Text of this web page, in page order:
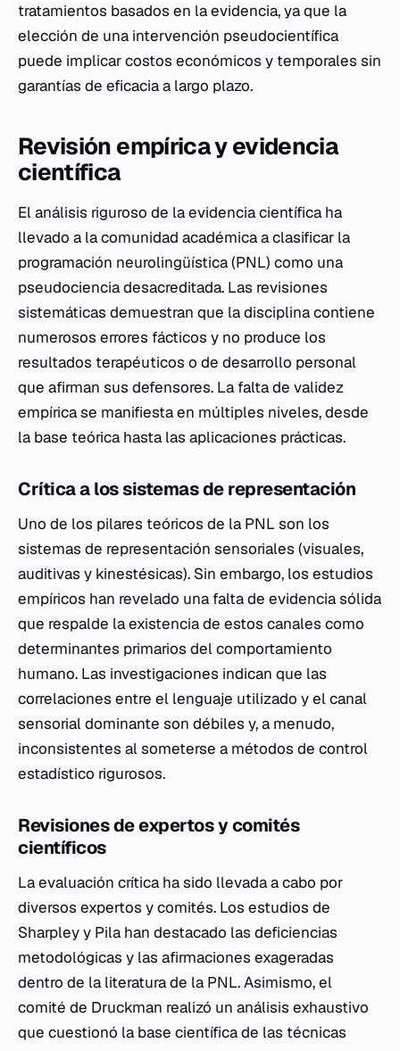
tratamientos basados en la evidencia, ya que la
elección de una intervención pseudocientífica
puede implicar costos económicos y temporales sin
garantías de eficacia a largo plazo.
Revisión empírica y evidencia
científica
El análisis riguroso de la evidencia científica ha
llevado a la comunidad académica a clasificar la
programación neurolingüística (PNL) como una
pseudociencia desacreditada. Las revisiones
sistemáticas demuestran que la disciplina contiene
numerosos errores fácticos y no produce los
resultados terapéuticos o de desarrollo personal
que afirman sus defensores. La falta de validez
empírica se manifiesta en múltiples niveles, desde
la base teórica hasta las aplicaciones prácticas.
Crítica a los sistemas de representación
Uno de los pilares teóricos de la PNL son los
sistemas de representación sensoriales (visuales,
auditivas y kinestésicas). Sin embargo, los estudios
empíricos han revelado una falta de evidencia sólida
que respalde la existencia de estos canales como
determinantes primarios del comportamiento
humano. Las investigaciones indican que las
correlaciones entre el lenguaje utilizado y el canal
sensorial dominante son débiles y, a menudo,
inconsistentes al someterse a métodos de control
estadístico rigurosos.
Revisiones de expertos y comités
científicos
La evaluación crítica ha sido llevada a cabo por
diversos expertos y comités. Los estudios de
Sharpley y Pila han destacado las deficiencias
metodológicas y las afirmaciones exageradas
dentro de la literatura de la PNL. Asimismo, el
comité de Druckman realizó un análisis exhaustivo
que cuestionó la base científica de las técnicas